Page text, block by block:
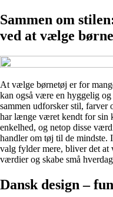
Sammen om
ved at vælge
At vælge børnetøj er for
kan også være en hyggelig
sammen udforsker stil, farver
har længe været kendt for sin
enkelhed, og netop disse
handler om tøj til de mindste.
valg fylder mere, bliver det at
værdier og skabe små
Dansk design –